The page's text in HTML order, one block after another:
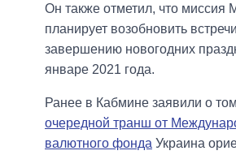
Он также отметил, что миссия
планирует возобновить
завершению новогодних
январе 2021 года.
Ранее в Кабмине заявили о
очередной транш от
валютного фонда Украина